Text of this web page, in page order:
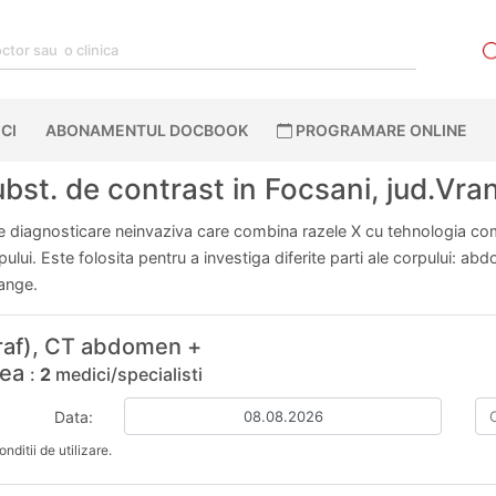
ABONAMENTUL DOCBOOK PROGRAMARE ONLINE
de contrast in Focsani,
neinvaziva care combina razele X cu tehnologia
Este folosita pentru a investiga diferite parti ale corpului:
CT abdomen +
: 2 medici/specialisti
Data:
de utilizare.